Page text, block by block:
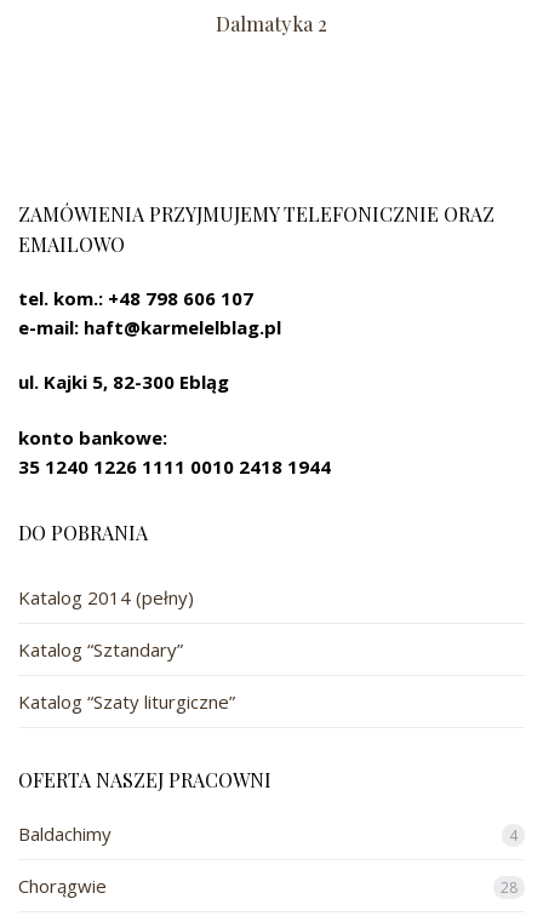
Dalmatyka 2
ZAMÓWIENIA PRZYJMUJEMY TELEFONICZNIE ORAZ
EMAILOWO
tel. kom.: +48 798 606 107
e-mail: haft@karmelelblag.pl
ul. Kajki 5, 82-300 Ebląg
konto bankowe:
35 1240 1226 1111 0010 2418 1944
DO POBRANIA
Katalog 2014 (pełny)
Katalog “Sztandary”
Katalog “Szaty liturgiczne”
OFERTA NASZEJ PRACOWNI
Baldachimy 4
Chorągwie 28